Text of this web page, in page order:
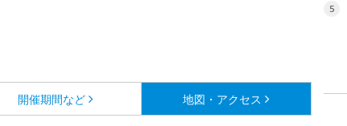
開催期間など 地図・アクセス
5